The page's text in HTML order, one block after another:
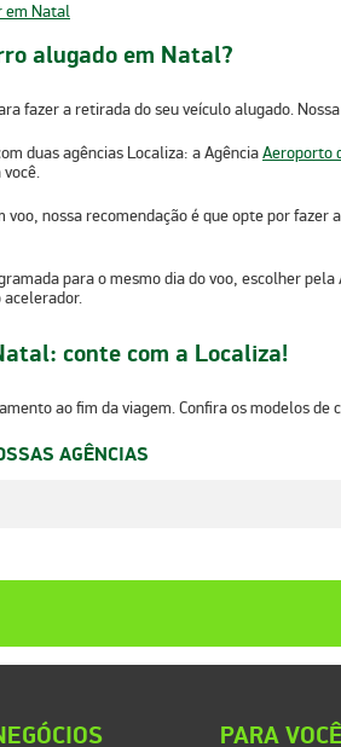
em Natal
alugado em Natal?
fazer a retirada do seu veículo alugado.
duas agências Localiza: a AgênciaAeroporto
voo, nossa recomendação é que opte por
para o mesmo dia do voo, escolher
acelerador.
conte com a Localiza!
ao fim da viagem. Confira os modelos
AGÊNCIAS
PARA VOCÊ